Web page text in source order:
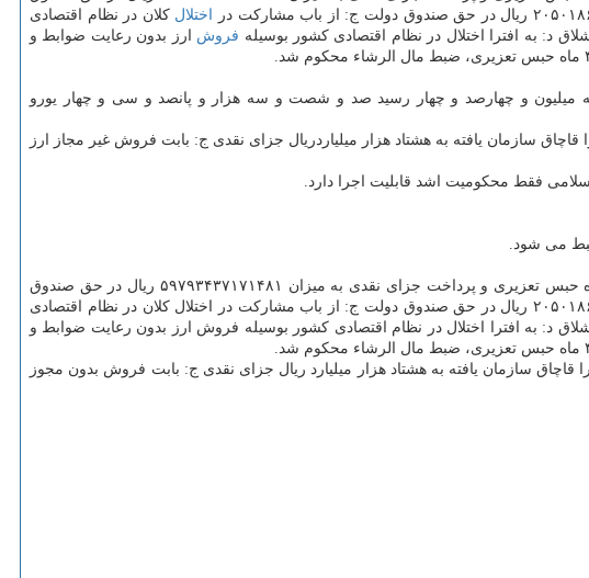
اختلال کلان در نظام اقتصادی
فروش ارز بدون رعایت ضوابط و
میلیون و چهارصد و چهار رسید صد و شصت و سه هزار و پانصد و سی و چهار یورو
افترا عدم رفع تعهدات ارزی به جزای نقدی به مبلغ ۱/۵۸۴/۶۶۹/۳۸۱/۳۸۱/۳۵۸ ریال ب: بابت افترا قاچاق سازمان یافته به هشتاد هزار میلیاردریال جزای نقدی ج: بابت فروش غیر مجاز ارز
ضبط می شود.
اکبر رحیمی درآباد متهم ردیف اول پرونده چای دبش در دادگاه به افترا قاچاق سازمان یافته از نوع کالای مجاز مشروط به تحمل ۷۵ ماه حبس تعزیری و پرداخت جزای نقدی به میزان ۵۹۷۹۳۴۳۷۱۷۱۴۸۱ ریال در حق صندوق
دولت، ب: به افترا قاچاق سازمان یافته از نوع کالای ممنوعه به تحمل ۷۵ ماه حبس تعزیری و پرداخت جزای نقدی به میزان ۲۰۵۰۱۸۶۹۴۱۱۲۵۰ ریال در حق صندوق دولت ج: از باب مشارکت در اختلال کلان در نظام اقتصادی
ایفای تعهدات ارزی یا همان قاچاق ارز به میزان ۲/۲۶۹/۱۶۰/۵۳۴ یورو، به تحمل ۲۵ سال حبس تعزیری و ۷۴ ضربه شلاق د: به افترا اختلال در نظام اقتصادی کشور بوسیله فروش ارز بدون رعایت ضوابط و
افترا عدم رفع تعهدات ارزی به جزای نقدی به مبلغ ۱/۵۸۴/۶۶۹/۳۸۱/۳۸۱/۳۵۸ ریال ب: بابت افترا قاچاق سازمان یافته به هشتاد هزار میلیارد ریال جزای نقدی ج: بابت فروش بدون مجوز